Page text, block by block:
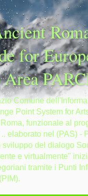
for
Area
Comune
Point System for
funzionale al
elaborato nel (PAS) -
sviluppo del dialogo
e virtualmente"
tramite i Punti